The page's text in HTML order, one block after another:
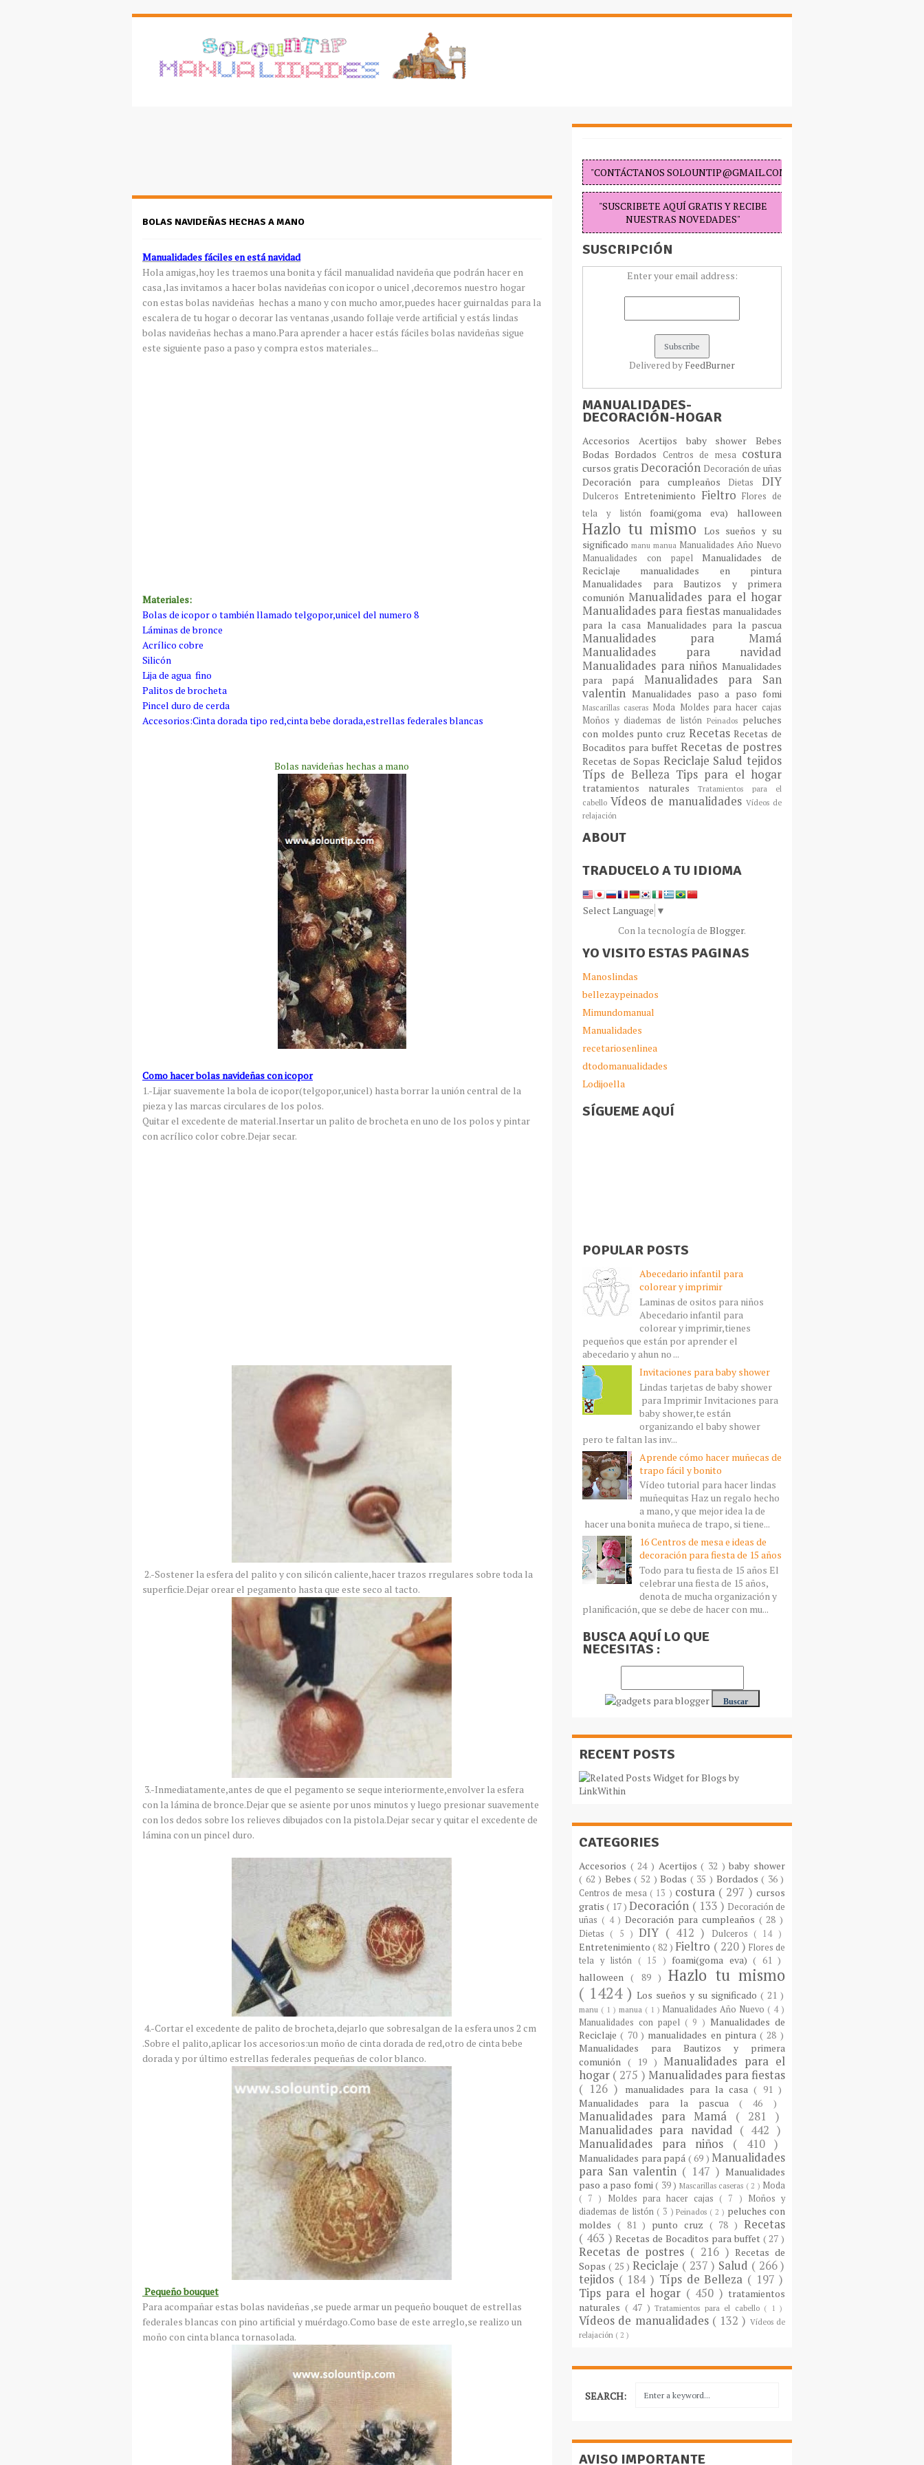
BOLAS NAVIDEÑAS HECHAS A MANO
Manualidades fáciles en está navidad
Hola amigas,hoy les traemos una bonita y fácil manualidad navideña que podrán hacer en
casa ,las invitamos a hacer bolas navideñas con icopor o unicel ,decoremos nuestro hogar
con estas bolas navideñas hechas a mano y con mucho amor,puedes hacer guirnaldas para la
escalera de tu hogar o decorar las ventanas ,usando follaje verde artificial y estás lindas
bolas navideñas hechas a mano.Para aprender a hacer estás fáciles bolas navideñas sigue
este siguiente paso a paso y compra estos materiales...
Materiales:
Bolas de icopor o también llamado telgopor,unicel del numero 8
Láminas de bronce
Acrílico cobre
Silicón
Lija de agua fino
Palitos de brocheta
Pincel duro de cerda
Accesorios:Cinta dorada tipo red,cinta bebe dorada,estrellas federales blancas
Bolas navideñas hechas a mano
Como hacer bolas navideñas con icopor
1.-Lijar suavemente la bola de icopor(telgopor,unicel) hasta borrar la unión central de la
pieza y las marcas circulares de los polos.
Quitar el excedente de material.Insertar un palito de brocheta en uno de los polos y pintar
con acrílico color cobre.Dejar secar.
2.-Sostener la esfera del palito y con silicón caliente,hacer trazos rregulares sobre toda la
superficie.Dejar orear el pegamento hasta que este seco al tacto.
3.-Inmediatamente,antes de que el pegamento se seque interiormente,envolver la esfera
con la lámina de bronce.Dejar que se asiente por unos minutos y luego presionar suavemente
con los dedos sobre los relieves dibujados con la pistola.Dejar secar y quitar el excedente de
lámina con un pincel duro.
4.-Cortar el excedente de palito de brocheta,dejarlo que sobresalgan de la esfera unos 2 cm
.Sobre el palito,aplicar los accesorios:un moño de cinta dorada de red,otro de cinta bebe
dorada y por último estrellas federales pequeñas de color blanco.
Pequeño bouquet
Para acompañar estas bolas navideñas ,se puede armar un pequeño bouquet de estrellas
federales blancas con pino artificial y muérdago.Como base de este arreglo,se realizo un
moño con cinta blanca tornasolada.
"CONTÁCTANOS SOLOUNTIP@GMAIL.COM "
"SUSCRIBETE AQUÍ GRATIS Y RECIBE
NUESTRAS NOVEDADES"
SUSCRIPCIÓN
Enter your email address:
Delivered by FeedBurner
MANUALIDADES-
DECORACIÓN-HOGAR
Accesorios Acertijos baby shower Bebes
BodasBordados Centros de mesa costura
cursos gratis Decoración Decoración de uñas
Decoración para cumpleaños Dietas DIY
Dulceros Entretenimiento FieltroFlores de
tela y listón foami(goma eva) halloween
Hazlo tu mismo
Los sueños y su
significado manu manua Manualidades Año Nuevo
Manualidades con papelManualidades de
Reciclaje manualidades en pintura
Manualidades para Bautizos y primera
comuniónManualidades para el hogar
Manualidades para fiestas manualidades
para la casa Manualidades para la pascua
Manualidades para Mamá
Manualidades para navidad
Manualidades para niños Manualidades
para papá Manualidades para San
valentinManualidades paso a paso fomi
Mascarillas caseras Moda Moldes para hacer cajas
Moños y diademas de listónPeinados peluches
con moldes punto cruz RecetasRecetas de
Bocaditos para buffetRecetas de postres
Recetas de Sopas Reciclaje Saludtejidos
Típs de Belleza Tips para el hogar
tratamientos naturales
Tratamientos para el
cabello Vídeos de manualidades Vídeos de
relajación
ABOUT
TRADUCELO A TU IDIOMA
Select Language ▼
Con la tecnología de Blogger.
YO VISITO ESTAS PAGINAS
Manoslindas
bellezaypeinados
Mimundomanual
Manualidades
recetariosenlinea
dtodomanualidades
Lodijoella
SÍGUEME AQUÍ
POPULAR POSTS
Abecedario infantil para
colorear y imprimir
Laminas de ositos para niños
Abecedario infantil para
colorear y imprimir,tienes
pequeños que están por aprender el
abecedario y ahun no ...
Invitaciones para baby shower
Lindas tarjetas de baby shower
para Imprimir Invitaciones para
baby shower,te están
organizando el baby shower
pero te faltan las inv...
Aprende cómo hacer muñecas de
trapo fácil y bonito
Vídeo tutorial para hacer lindas
muñequitas Haz un regalo hecho
a mano, y que mejor idea la de
hacer una bonita muñeca de trapo, si tiene...
16 Centros de mesa e ideas de
decoración para fiesta de 15 años
Todo para tu fiesta de 15 años El
celebrar una fiesta de 15 años,
denota de mucha organización y
planificación, que se debe de hacer con mu...
BUSCA AQUÍ LO QUE
NECESITAS :
RECENT POSTS
CATEGORIES
Accesorios ( 24 ) Acertijos( 32 )baby shower
( 62 ) Bebes( 52 )Bodas ( 35 ) Bordados( 36 )
Centros de mesa ( 13 ) costura ( 297 )cursos
gratis( 17 )Decoración ( 133 ) Decoración de
uñas ( 4 )Decoración para cumpleaños ( 28 )
Dietas ( 5 )DIY ( 412 ) Dulceros ( 14 )
Entretenimiento( 82 ) Fieltro ( 220 ) Flores de
tela y listón ( 15 ) foami(goma eva)( 61 )
halloween( 89 )Hazlo tu mismo
( 1424 ) Los sueños y su significado ( 21 )
manu ( 1 ) manua ( 1 ) Manualidades Año Nuevo ( 4 )
Manualidades con papel ( 9 )Manualidades de
Reciclaje( 70 ) manualidades en pintura( 28 )
Manualidades para Bautizos y primera
comunión ( 19 ) Manualidades para el
hogar ( 275 ) Manualidades para fiestas
( 126 )
manualidades para la casa( 91 )
Manualidades para la pascua( 46 )
Manualidades para Mamá ( 281 )
Manualidades para navidad ( 442 )
Manualidades para niños ( 410 )
Manualidades para papá ( 69 ) Manualidades
para San valentin ( 147 ) Manualidades
paso a paso fomi( 39 ) Mascarillas caseras ( 2 ) Moda
( 7 ) Moldes para hacer cajas ( 7 ) Moños y
diademas de listón ( 3 )Peinados ( 2 ) peluches con
moldes ( 81 ) punto cruz ( 78 )Recetas
( 463 )Recetas de Bocaditos para buffet ( 27 )
Recetas de postres ( 216 )Recetas de
Sopas ( 25 ) Reciclaje ( 237 ) Salud ( 266 )
tejidos ( 184 ) Típs de Belleza ( 197 )
Tips para el hogar ( 450 )tratamientos
naturales ( 47 )Tratamientos para el cabello ( 1 )
Vídeos de manualidades ( 132 ) Vídeos de
relajación ( 2 )
SEARCH:
AVISO IMPORTANTE